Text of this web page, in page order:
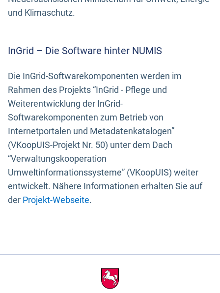
und Klimaschutz.
InGrid – Die Software hinter NUMIS
Die InGrid-Softwarekomponenten werden im
Rahmen des Projekts “InGrid - Pflege und
Weiterentwicklung der InGrid-
Softwarekomponenten zum Betrieb von
Internetportalen und Metadatenkatalogen”
(VKoopUIS-Projekt Nr. 50) unter dem Dach
“Verwaltungskooperation
Umweltinformationssysteme” (VKoopUIS) weiter
entwickelt. Nähere Informationen erhalten Sie auf
der Projekt-Webseite.